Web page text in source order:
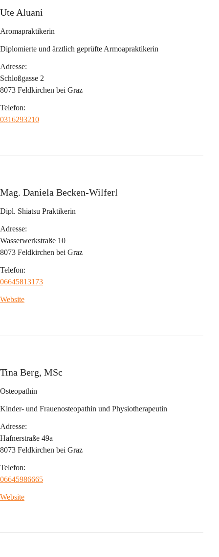
Ute Aluani
Aromapraktikerin
Diplomierte und ärztlich geprüfte Armoapraktikerin
Adresse:
Schloßgasse 2
8073 Feldkirchen bei Graz
Telefon:
0316293210
Mag. Daniela Becken-Wilferl
Dipl. Shiatsu Praktikerin
Adresse:
Wasserwerkstraße 10
8073 Feldkirchen bei Graz
Telefon:
06645813173
Website
Tina Berg, MSc
Osteopathin
Kinder- und Frauenosteopathin und Physiotherapeutin
Adresse:
Hafnerstraße 49a
8073 Feldkirchen bei Graz
Telefon:
06645986665
Website